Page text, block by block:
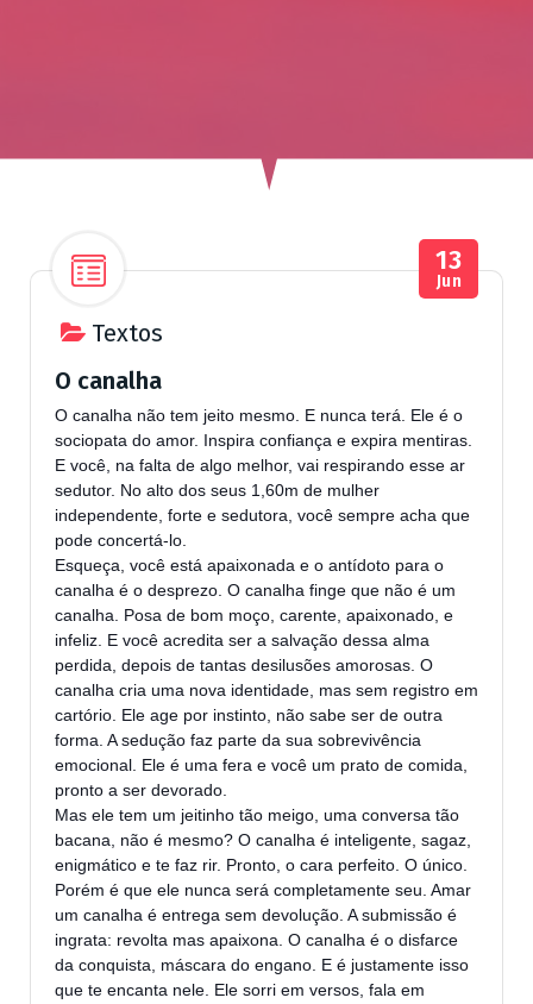
Textos
13
Jun
O canalha
O canalha não tem jeito mesmo. E nunca terá. Ele é o
sociopata do amor. Inspira confiança e expira mentiras.
E você, na falta de algo melhor, vai respirando esse ar
sedutor. No alto dos seus 1,60m de mulher
independente, forte e sedutora, você sempre acha que
pode concertá-lo.
Esqueça, você está apaixonada e o antídoto para o
canalha é o desprezo. O canalha finge que não é um
canalha. Posa de bom moço, carente, apaixonado, e
infeliz. E você acredita ser a salvação dessa alma
perdida, depois de tantas desilusões amorosas. O
canalha cria uma nova identidade, mas sem registro em
cartório. Ele age por instinto, não sabe ser de outra
forma. A sedução faz parte da sua sobrevivência
emocional. Ele é uma fera e você um prato de comida,
pronto a ser devorado.
Mas ele tem um jeitinho tão meigo, uma conversa tão
bacana, não é mesmo? O canalha é inteligente, sagaz,
enigmático e te faz rir. Pronto, o cara perfeito. O único.
Porém é que ele nunca será completamente seu. Amar
um canalha é entrega sem devolução. A submissão é
ingrata: revolta mas apaixona. O canalha é o disfarce
da conquista, máscara do engano. E é justamente isso
que te encanta nele. Ele sorri em versos, fala em